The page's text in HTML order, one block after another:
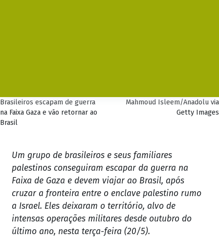
Brasileiros escapam de guerra
na Faixa Gaza e vão retornar ao
Brasil
Mahmoud Isleem/Anadolu via
Getty Images
Um grupo de brasileiros e seus familiares
palestinos conseguiram escapar da guerra na
Faixa de Gaza e devem viajar ao Brasil, após
cruzar a fronteira entre o enclave palestino rumo
a Israel. Eles deixaram o território, alvo de
intensas operações militares desde outubro do
último ano, nesta terça-feira (20/5).